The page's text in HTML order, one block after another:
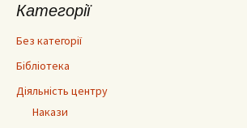
Категорії
Без категорії
Бібліотека
Діяльність центру
Накази